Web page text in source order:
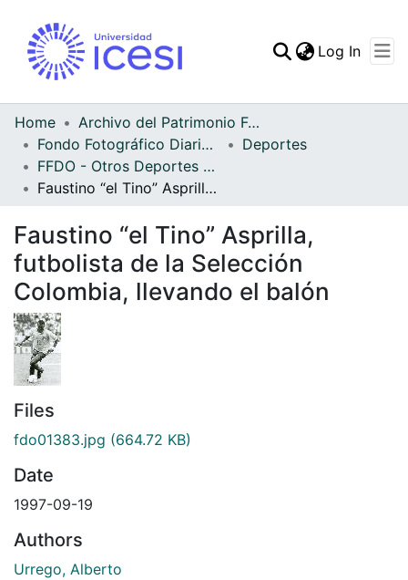
Statistics
Log In
Home
Archivo del Patrimonio Fotográfico y Fílmico del Valle del Cauca
Fondo Fotográfico Diario Occidente
Deportes
FFDO - Otros Deportes - Patrimonial
Faustino “el Tino” Asprilla, futbolista de la Selección Colombia, llevando el balón
Faustino “el Tino” Asprilla,
futbolista de la Selección
Colombia, llevando el balón
Files
fdo01383.jpg (664.72 KB)
Date
1997-09-19
Authors
Urrego, Alberto